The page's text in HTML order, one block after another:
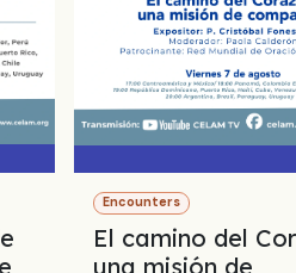
Encounters
El camino del
una misión de